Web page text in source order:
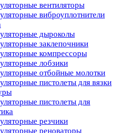
вентиляторы
виброуплотнители
дыроколы
заклепочники
компрессоры
лобзики
отбойные молотки
пистолеты для вязки
пистолеты для
резчики
реноваторы